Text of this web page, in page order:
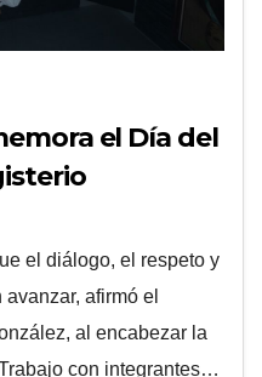
el Día del
el diálogo, el respeto y
afirmó el
al encabezar la
con integrantes…